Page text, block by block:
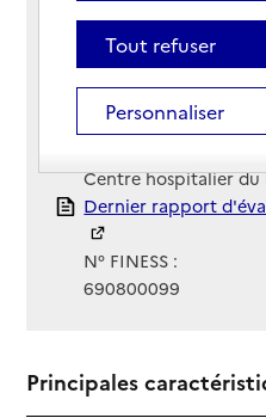
Téléphone :
04 74 05 43 05
Contact
Contact
Site Internet
Site internet
Centre hospitalier du
Rapport HAS
Dernier rapport
N° FINESS :
690800099
Principales
Tout refuser
Personnaliser